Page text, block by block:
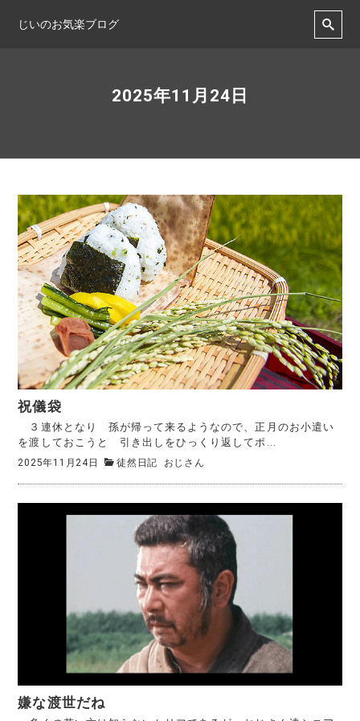
じいのお気楽ブログ
2025年11月24日
祝儀袋
３連休となり 孫が帰って来るようなので、正月のお小遣い
を渡しておこうと 引き出しをひっくり返してポ...
2025年11月24日 徒然日記 おじさん
嫌な渡世だね